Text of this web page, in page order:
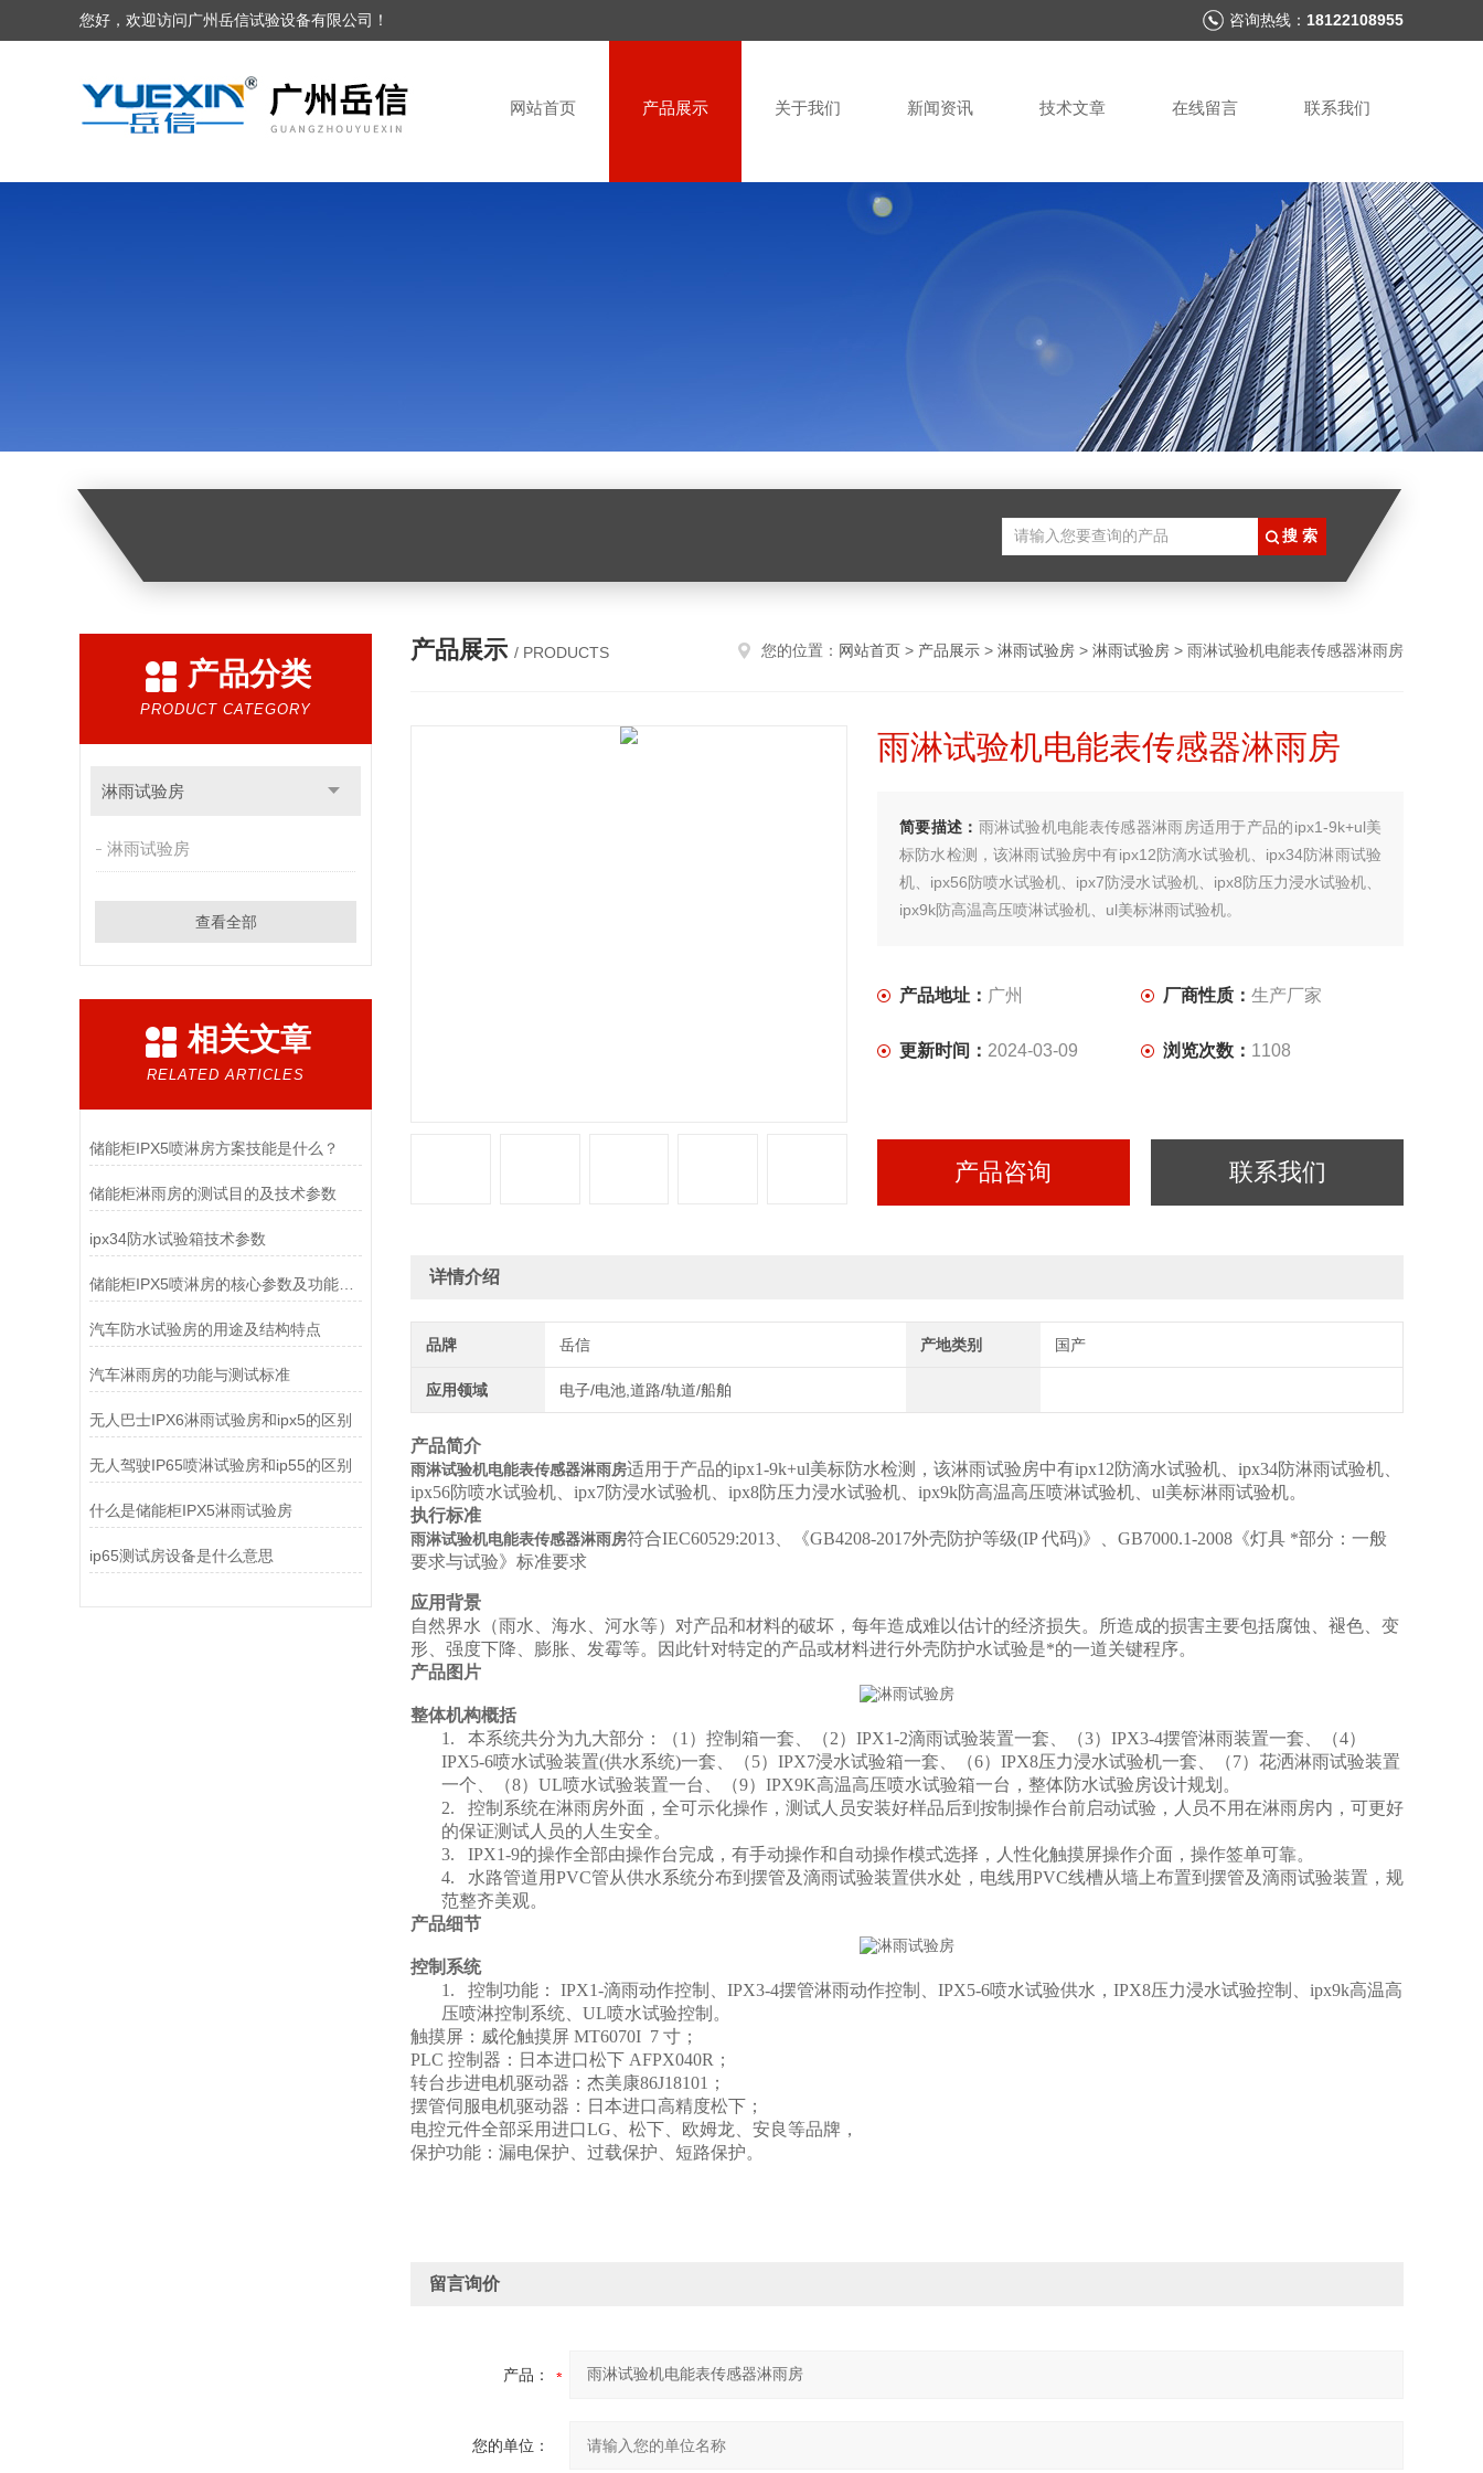
您好，欢迎访问广州岳信试验设备有限公司！ 咨询热线： 18122108955
网站首页 产品展示 关于我们 新闻资讯 技术文章 在线留言 联系我们
产品分类
PRODUCT CATEGORY
淋雨试验房
淋雨试验房
查看全部
相关文章
RELATED ARTICLES
储能柜IPX5喷淋房方案技能是什么？
储能柜淋雨房的测试目的及技术参数
ipx34防水试验箱技术参数
储能柜IPX5喷淋房的核心参数及功能特点
汽车防水试验房的用途及结构特点
汽车淋雨房的功能与测试标准
无人巴士IPX6淋雨试验房和ipx5的区别
无人驾驶IP65喷淋试验房和ip55的区别
什么是储能柜IPX5淋雨试验房
ip65测试房设备是什么意思
产品展示 / PRODUCTS 您的位置： 网站首页 > 产品展示 > 淋雨试验房 > 淋雨试验房 > 雨淋试验机电能表传感器淋雨房
雨淋试验机电能表传感器淋雨房
简要描述： 雨淋试验机电能表传感器淋雨房适用于产品的ipx1-9k+ul美
标防水检测，该淋雨试验房中有ipx12防滴水试验机、ipx34防淋雨试验
机、ipx56防喷水试验机、ipx7防浸水试验机、ipx8防压力浸水试验机、
ipx9k防高温高压喷淋试验机、ul美标淋雨试验机。
产品地址： 广州 厂商性质： 生产厂家
更新时间： 2024-03-09 浏览次数： 1108
产品咨询 联系我们
详情介绍
品牌 岳信 产地类别 国产
应用领域 电子/电池,道路/轨道/船舶
产品简介
雨淋试验机电能表传感器淋雨房适用于产品的ipx1-9k+ul美标防水检测，该淋雨试验房中有ipx12防滴水试验机、ipx34防淋雨试验机、
ipx56防喷水试验机、ipx7防浸水试验机、ipx8防压力浸水试验机、ipx9k防高温高压喷淋试验机、ul美标淋雨试验机。
执行标准
雨淋试验机电能表传感器淋雨房符合IEC60529:2013、《GB4208-2017外壳防护等级(IP 代码)》、GB7000.1-2008《灯具 *部分：一般
要求与试验》标准要求
应用背景
自然界水（雨水、海水、河水等）对产品和材料的破坏，每年造成难以估计的经济损失。所造成的损害主要包括腐蚀、褪色、变
形、强度下降、膨胀、发霉等。因此针对特定的产品或材料进行外壳防护水试验是*的一道关键程序。
产品图片
整体机构概括
1. 本系统共分为九大部分：（1）控制箱一套、（2）IPX1-2滴雨试验装置一套、（3）IPX3-4摆管淋雨装置一套、（4）
IPX5-6喷水试验装置(供水系统)一套、（5）IPX7浸水试验箱一套、（6）IPX8压力浸水试验机一套、（7）花洒淋雨试验装置
一个、（8）UL喷水试验装置一台、（9）IPX9K高温高压喷水试验箱一台，整体防水试验房设计规划。
2. 控制系统在淋雨房外面，全可示化操作，测试人员安装好样品后到按制操作台前启动试验，人员不用在淋雨房内，可更好
的保证测试人员的人生安全。
3. IPX1-9的操作全部由操作台完成，有手动操作和自动操作模式选择，人性化触摸屏操作介面，操作签单可靠。
4. 水路管道用PVC管从供水系统分布到摆管及滴雨试验装置供水处，电线用PVC线槽从墙上布置到摆管及滴雨试验装置，规
范整齐美观。
产品细节
控制系统
1. 控制功能： IPX1-滴雨动作控制、IPX3-4摆管淋雨动作控制、IPX5-6喷水试验供水，IPX8压力浸水试验控制、ipx9k高温高
压喷淋控制系统、UL喷水试验控制。
触摸屏：威伦触摸屏 MT6070I 7 寸；
PLC 控制器：日本进口松下 AFPX040R；
转台步进电机驱动器：杰美康86J18101；
摆管伺服电机驱动器：日本进口高精度松下；
电控元件全部采用进口LG、松下、欧姆龙、安良等品牌，
保护功能：漏电保护、过载保护、短路保护。
留言询价
产品：
您的单位：